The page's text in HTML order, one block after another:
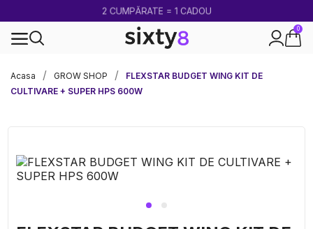
2 CUMPĂRATE = 1 CADOU
0
Acasa
GROW SHOP
FLEXSTAR BUDGET WING KIT DE
CULTIVARE + SUPER HPS 600W